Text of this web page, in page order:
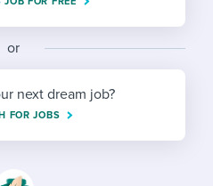
compliance
and attracting people
an employer brand
step tutorials
& reports
development
working life
Start a free trial
or
next dream job?
FOR JOBS